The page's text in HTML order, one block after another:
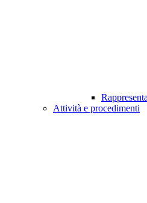
Attività e procedimenti